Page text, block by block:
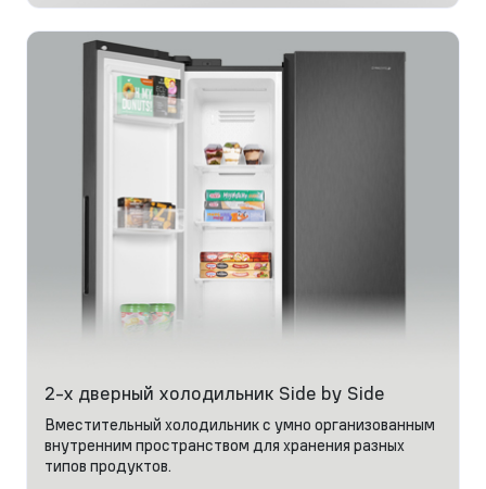
2-х дверный холодильник Side by Side
Вместительный холодильник с умно организованным
внутренним пространством для хранения разных
типов продуктов.